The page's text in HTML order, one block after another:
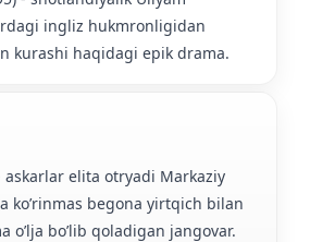
ingliz hukmronligidan
kurashi haqidagi epik drama.
askarlar elita otryadi Markaziy
ko’rinmas begona yirtqich bilan
o’lja bo’lib qoladigan jangovar.